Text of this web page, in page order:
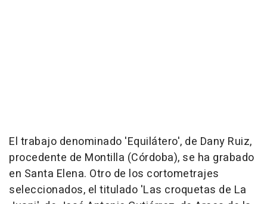
El trabajo denominado 'Equilátero', de Dany Ruiz,
procedente de Montilla (Córdoba), se ha grabado
en Santa Elena. Otro de los cortometrajes
seleccionados, el titulado 'Las croquetas de La